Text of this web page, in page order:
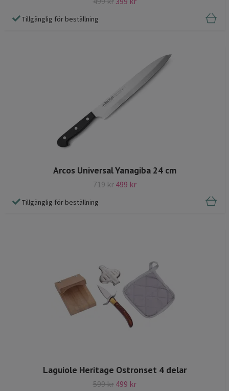
Tillgänglig för beställning
Arcos Universal Yanagiba 24 cm
719 kr 499 kr
Tillgänglig för beställning
Laguiole Heritage Ostronset 4 delar
599 kr 499 kr